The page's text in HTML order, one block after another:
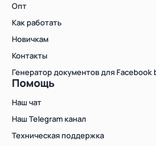
Опт
Как работать
Новичкам
Контакты
Генератор документов для Facebook
Помощь
Наш чат
Наш Telegram канал
Техническая поддержка